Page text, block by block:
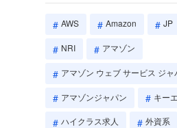
AWS Amazon JP
NRI アマゾン
アマゾン ウェブ サービス ジャ
アマゾンジャパン キー
ハイクラス求人 外資系